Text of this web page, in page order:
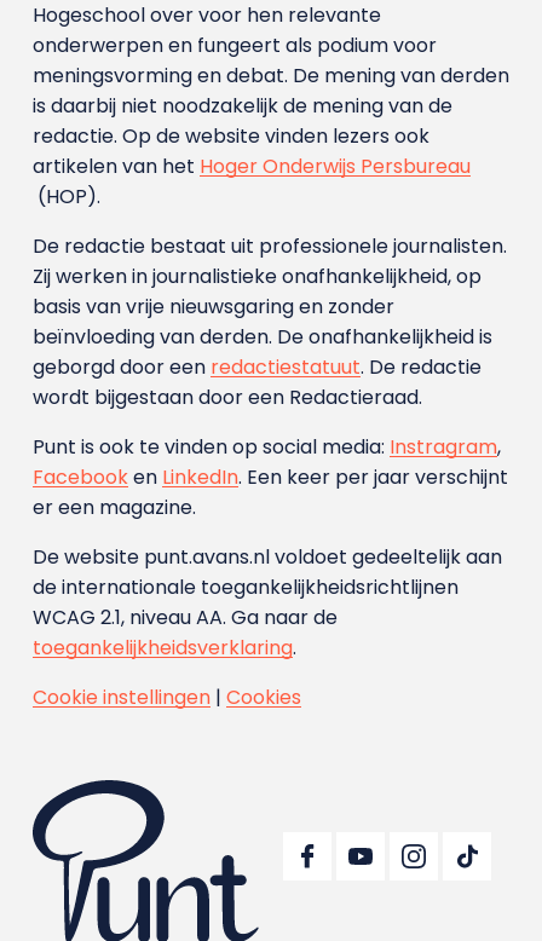
Hogeschool over voor hen relevante
onderwerpen en fungeert als podium voor
meningsvorming en debat. De mening van derden
is daarbij niet noodzakelijk de mening van de
redactie. Op de website vinden lezers ook
artikelen van het Hoger Onderwijs Persbureau
(HOP).
De redactie bestaat uit professionele journalisten.
Zij werken in journalistieke onafhankelijkheid, op
basis van vrije nieuwsgaring en zonder
beïnvloeding van derden. De onafhankelijkheid is
geborgd door een redactiestatuut. De redactie
wordt bijgestaan door een Redactieraad.
Punt is ook te vinden op social media: Instragram,
Facebooken LinkedIn. Een keer per jaar verschijnt
er een magazine.
De website punt.avans.nl voldoet gedeeltelijk aan
de internationale toegankelijkheidsrichtlijnen
WCAG 2.1, niveau AA. Ga naar de
toegankelijkheidsverklaring.
Cookie instellingen| Cookies